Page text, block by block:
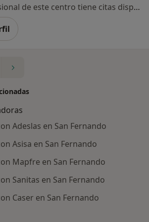
Ningún profesional de este centro tiene citas disponibles
Adeslas en San Fernando
Asisa en San Fernando
Mapfre en San Fernando
Sanitas en San Fernando
Caser en San Fernando